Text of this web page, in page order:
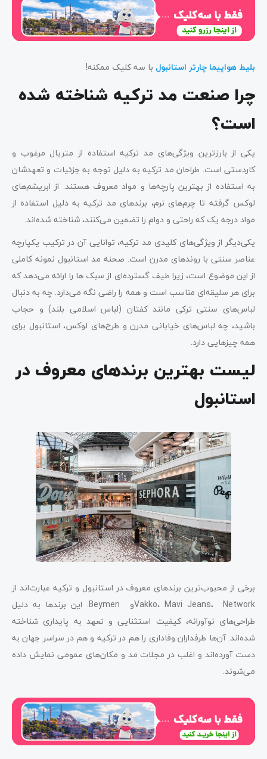
بلیط هواپیما چارتر استانبول با سه کلیک ممکنه!
چرا صنعت مد ترکیه شناخته شده
است؟
یکی از بارزترین ویژگی‌های مد ترکیه استفاده از متریال مرغوب و
کاردستی است. طراحان مد ترکیه به دلیل توجه به جزئیات و تعهدشان
به استفاده از بهترین پارچه‌ها و مواد معروف هستند. از ابریشم‌های
لوکس گرفته تا چرم‌های نرم، برندهای مد ترکیه به دلیل استفاده از
مواد درجه یک که راحتی و دوام را تضمین می‌کنند، شناخته شده‌اند.
یکی‌دیگر از ویژگی‌های کلیدی مد ترکیه، توانایی آن در ترکیب یکپارچه
عناصر سنتی با روندهای مدرن است. صحنه مد استانبول نمونه کاملی
از این موضوع است، زیرا طیف گسترده‌ای از سبک ها را ارائه می‌دهد که
برای هر سلیقه‌ای مناسب است و همه را راضی نگه می‌دارد. چه به دنبال
لباس‌های سنتی ترکی مانند کفتان (لباس اسلامی بلند) و حجاب
باشید، چه لباس‌های خیابانی مدرن و طرح‌های لوکس، استانبول برای
همه چیزهایی دارد.
لیست بهترین برندهای معروف در
استانبول
برخی از محبوب‌ترین برندهای معروف در استانبول و ترکیه عبارت‌اند از
Vakko، Mavi Jeans، Networkو Beymen. این برندها به دلیل
طراحی‌های نوآورانه، کیفیت استثنایی و تعهد به پایداری شناخته
شده‌اند. آن‌ها طرفداران وفاداری را هم در ترکیه و هم در سراسر جهان به
دست آورده‌اند و اغلب در مجلات مد و مکان‌های عمومی نمایش داده
می‌شوند.